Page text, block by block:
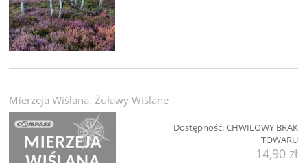
Mierzeja Wiślana, Żuławy Wiślane
Dostępność:CHWILOWY BRAK
TOWARU
14,90 zł